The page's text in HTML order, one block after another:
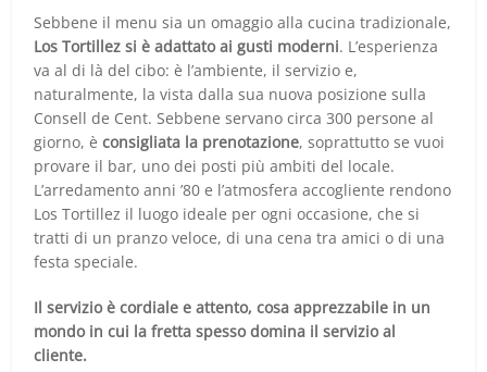
Sebbene il menu sia un omaggio alla cucina tradizionale,
Los Tortillez si è adattato ai gusti moderni. L’esperienza
va al di là del cibo: è l’ambiente, il servizio e,
naturalmente, la vista dalla sua nuova posizione sulla
Consell de Cent. Sebbene servano circa 300 persone al
giorno, èconsigliata la prenotazione, soprattutto se vuoi
provare il bar, uno dei posti più ambiti del locale.
L’arredamento anni ’80 e l’atmosfera accogliente rendono
Los Tortillez il luogo ideale per ogni occasione, che si
tratti di un pranzo veloce, di una cena tra amici o di una
festa speciale.
Il servizio è cordiale e attento, cosa apprezzabile in un
mondo in cui la fretta spesso domina il servizio al
cliente.